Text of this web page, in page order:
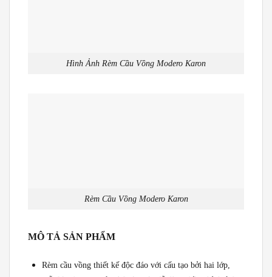
Hình Ảnh Rèm Cầu Vồng Modero Karon
Rèm Cầu Vồng Modero Karon
MÔ TẢ SẢN PHẨM
Rèm cầu vồng thiết kế độc đáo với cấu tạo bởi hai lớp,